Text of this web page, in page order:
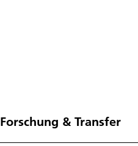
Forschung & Transfer